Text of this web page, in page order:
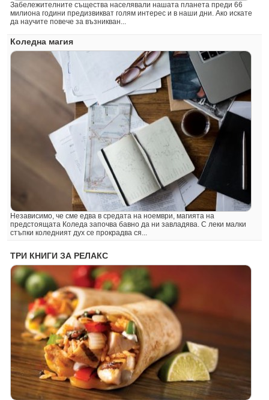
Забележителните същества населявали нашата планета преди 66
милиона години предизвикват голям интерес и в наши дни. Ако искате
да научите повече за възникван...
Коледна магия
Независимо, че сме едва в средата на ноември, магията на
предстоящата Коледа започва бавно да ни завладява. С леки малки
стъпки коледният дух се прокрадва ся...
ТРИ КНИГИ ЗА РЕЛАКС